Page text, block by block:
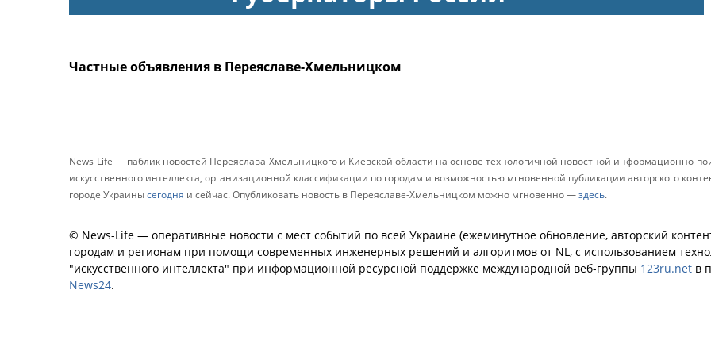
Частные объявления в Переяславе-Хмельницком
News-Life — паблик новостей Переяслава-Хмельницкого и Киевской области на основе технологичной новостной информационно-
искусственного интеллекта, организационной классификации по городам и возможностью мгновенной публикации авторского
городе Украинысегодня и сейчас. Опубликовать новость в Переяславе-Хмельницком можно мгновенно —здесь.
© News-Life — оперативные новости с мест событий по всей Украине (ежеминутное обновление, авторский
городам и регионам при помощи современных инженерных решений и алгоритмов от NL, с использованием
"искусственного интеллекта" при информационной ресурсной поддержке международной веб-группы 123ru.net в
News24.